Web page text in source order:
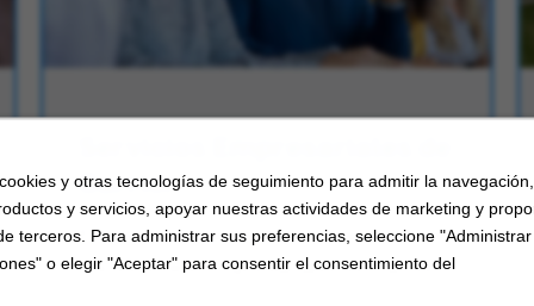
y otras tecnologías de seguimiento para admitir la
y servicios, apoyar nuestras actividades de marketing y
terceros. Para administrar sus preferencias, seleccione "Administrar
o elegir "Aceptar" para consentir el consentimiento del
Carrier
Explora oportunidades profesionales en
los Servicios Empresariales de Carrier.